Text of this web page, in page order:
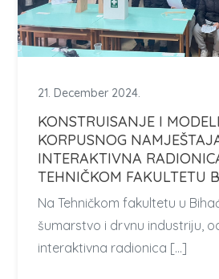
21. December 2024.
KONSTRUISANJE I
KORPUSNOG
INTERAKTIVNA
TEHNIČKOM FAKULTETU
Na Tehničkom fakultetu u
šumarstvo i drvnu industriju,
interaktivna radionica […]